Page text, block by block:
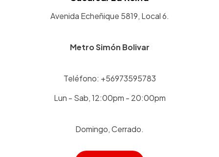
Avenida Echeñique 5819, Local 6.
Metro Simón Bolivar
Teléfono: +56973595783
Lun - Sab, 12:00pm - 20:00pm
Domingo, Cerrado.